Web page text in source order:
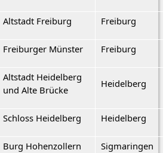
Altstadt Freiburg Freiburg
Freiburger Münster Freiburg
Altstadt Heidelberg
und Alte Brücke
Heidelberg
Schloss Heidelberg Heidelberg
Burg Hohenzollern Sigmaringen